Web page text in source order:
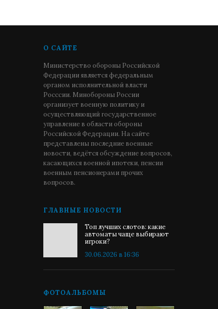
О САЙТЕ
Министерство обороны Российской
Федерации является федеральным
органом исполнительной власти
Росссии. Минобороны России
организует военную политику и
осуществляющий государственное
управление в области обороны
Российской Федерации. На сайте
представлены последние военные
новости, ведётся обсуждение вопросов,
касающихся военной ипотеки, пенсии
военным пенсионерами прочих
вопросов.
ГЛАВНЫЕ НОВОСТИ
Топ лучших слотов: какие
автоматы чаще выбирают
игроки?
30.06.2026 в 16:36
ФОТОАЛЬБОМЫ